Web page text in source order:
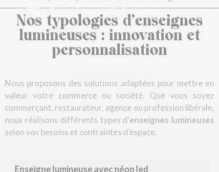
Nos typologies d’enseignes
lumineuses : innovation et
personnalisation
Nous proposons des solutions adaptées pour mettre en
valeur votre commerce ou société. Que vous soyez
commerçant, restaurateur, agence ou profession libérale,
nous réalisons différents types d’enseignes lumineuses
selon vos besoins et contraintes d’espace.
Enseigne lumineuse avec néon led